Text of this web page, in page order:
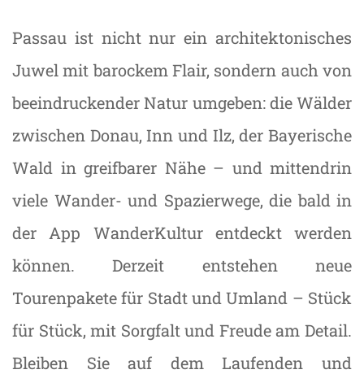
Passau ist nicht nur ein architektonisches
Juwel mit barockem Flair, sondern auch von
beeindruckender Natur umgeben: die Wälder
zwischen Donau, Inn und Ilz, der Bayerische
Wald in greifbarer Nähe – und mittendrin
viele Wander- und Spazierwege, die bald in
der App WanderKultur entdeckt werden
können. Derzeit entstehen neue
Tourenpakete für Stadt und Umland – Stück
für Stück, mit Sorgfalt und Freude am Detail.
Bleiben Sie auf dem Laufenden und